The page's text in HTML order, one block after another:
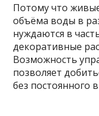
Потому что
объёма воды в
нуждаются в
декоративные
Возможность
позволяет
без постоянного